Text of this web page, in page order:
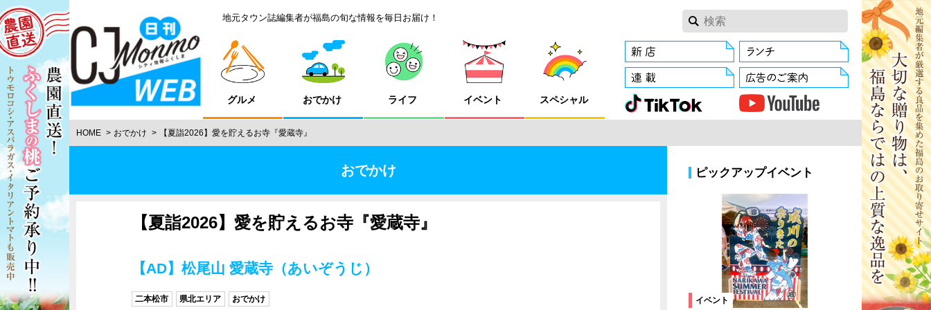
地元タウン誌編集者が福島の旬な情報を毎日お届け！
グルメ おでかけ ライフ イベント スペシャル
HOME おでかけ 【夏詣2026】愛を貯えるお寺『愛蔵寺』
おでかけ
【夏詣2026】愛を貯えるお寺『愛蔵寺』
【AD】松尾山 愛蔵寺（あいぞうじ）
二本松市 県北エリア おでかけ
ピックアップイベント
イベント